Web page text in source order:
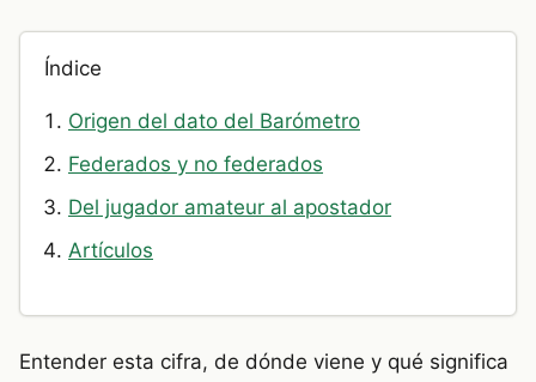
Índice
Origen del dato del Barómetro
Federados y no federados
Del jugador amateur al apostador
Artículos
Entender esta cifra, de dónde viene y qué significa